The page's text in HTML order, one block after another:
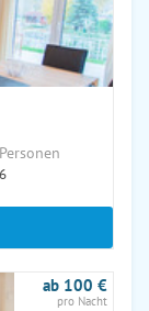
Personen
6
ab 100 €
pro Nacht